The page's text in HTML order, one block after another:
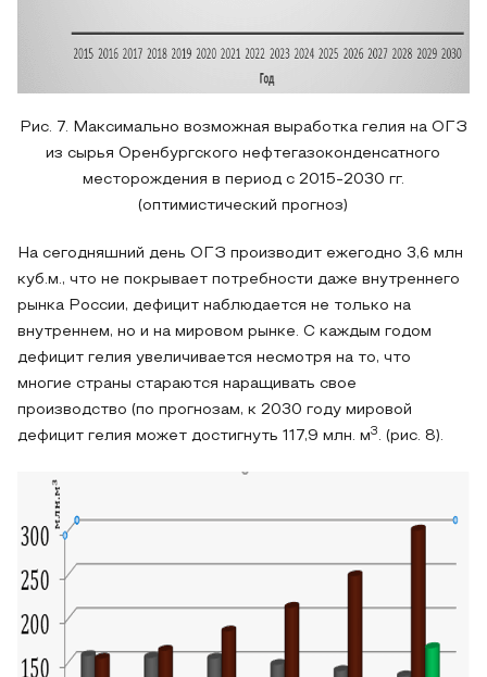
Рис. 7. Максимально возможная выработка гелия на ОГЗ
из сырья Оренбургского нефтегазоконденсатного
месторождения в период с 2015-2030 гг.
(оптимистический прогноз)
На сегодняшний день ОГЗ производит ежегодно 3,6 млн
куб.м., что не покрывает потребности даже внутреннего
рынка России, дефицит наблюдается не только на
внутреннем, но и на мировом рынке. С каждым годом
дефицит гелия увеличивается несмотря на то, что
многие страны стараются наращивать свое
производство (по прогнозам, к 2030 году мировой
дефицит гелия может достигнуть 117,9 млн. м3 . (рис. 8).